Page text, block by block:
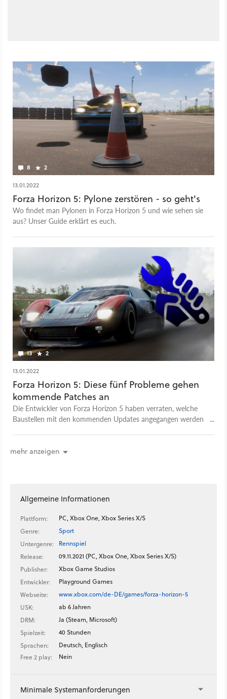
8 2
13.01.2022
Forza Horizon 5: Pylone zerstören - so geht's
Wo findet man Pylonen in Forza Horizon 5 und wie sehen sie
aus? Unser Guide erklärt es euch.
13 2
13.01.2022
Forza Horizon 5: Diese fünf Probleme gehen
kommende Patches an
Die Entwickler von Forza Horizon 5 haben verraten, welche
Baustellen mit den kommenden Updates angegangen werden
mehr anzeigen
Allgemeine Informationen
Plattform:
PC, Xbox One, Xbox Series X/S
Genre:
Sport
Untergenre:
Rennspiel
Release:
09.11.2021 (PC, Xbox One, Xbox Series X/S)
Publisher:
Xbox Game Studios
Entwickler:
Playground Games
Webseite:
www.xbox.com/de-DE/games/forza-horizon-5
USK:
ab 6 Jahren
DRM:
Ja (Steam, Microsoft)
Spielzeit:
40 Stunden
Sprachen:
Deutsch, Englisch
Free 2 play:
Nein
Minimale Systemanforderungen